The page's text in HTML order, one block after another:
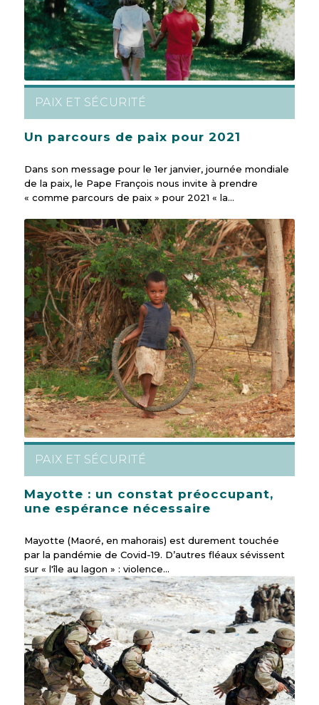
PAIX ET SÉCURITÉ
Un parcours de paix pour 2021
Dans son message pour le 1er janvier, journée mondiale
de la paix, le Pape François nous invite à prendre
« comme parcours de paix » pour 2021 « la…
PAIX ET SÉCURITÉ
Mayotte : un constat préoccupant,
une espérance nécessaire
Mayotte (Maoré, en mahorais) est durement touchée
par la pandémie de Covid-19. D’autres fléaux sévissent
sur « l'île au lagon » : violence…